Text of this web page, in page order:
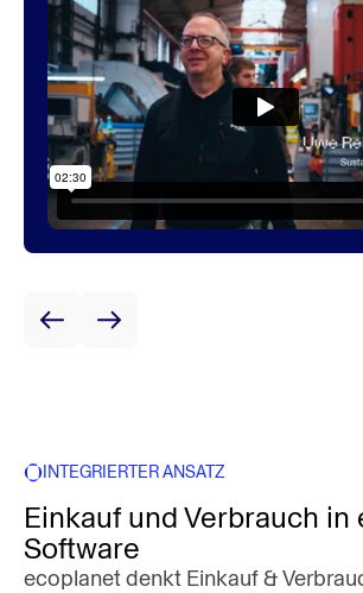
INTEGRIERTER ANSATZ
Einkauf und Verbrauch in
Software
ecoplanet denkt Einkauf &